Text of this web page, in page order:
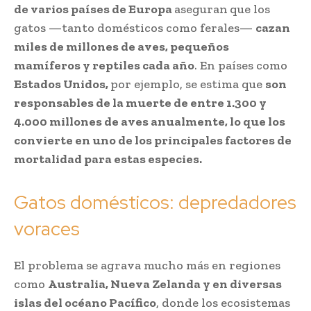
de varios países de Europaaseguran que los
gatos —tanto domésticos como ferales— cazan
miles de millones de aves, pequeños
mamíferos y reptiles cada año. En países como
Estados Unidos,por ejemplo, se estima que son
responsables de la muerte de entre 1.300 y
4.000 millones de aves anualmente, lo que los
convierte en uno de los principales factores de
mortalidad para estas especies.
Gatos domésticos: depredadores
voraces
El problema se agrava mucho más en regiones
como Australia, Nueva Zelanda y en diversas
islas del océano Pacífico, donde los ecosistemas